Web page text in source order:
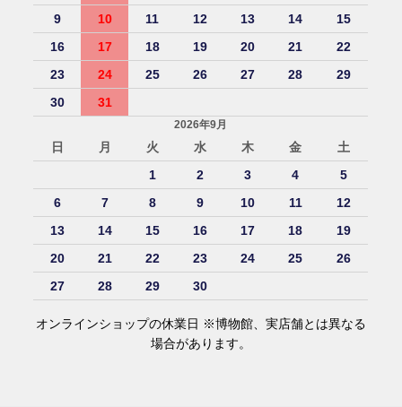
9
10 11 12 13 14
15
16
17 18 19 20 21
22
23
24 25 26 27 28
29
30
31
2026年9月
日 月 火 水 木 金
土
1
2 3 4
5
6
7 8 9 10 11
12
13
14 15 16 17 18
19
20
21 22 23 24 25
26
27
28 29 30
オンラインショップの休業日 ※博物館、実店舗とは異なる
場合があります。